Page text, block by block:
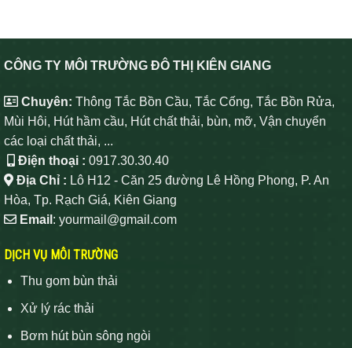
CÔNG TY MÔI TRƯỜNG ĐÔ THỊ KIÊN GIANG
Chuyên: Thông Tắc Bồn Cầu, Tắc Cống, Tắc Bồn Rửa,
Mùi Hôi, Hút hầm cầu, Hút chất thải, bùn, mỡ, Vận chuyển
các loại chất thải, ...
Điện thoại : 0917.30.30.40
Địa Chỉ : Lô H12 - Căn 25 đường Lê Hồng Phong, P. An
Hòa, Tp. Rạch Giá, Kiên Giang
Email : yourmail@gmail.com
DỊCH VỤ MÔI TRƯỜNG
Thu gom bùn thải
Xử lý rác thải
Bơm hút bùn sông ngòi